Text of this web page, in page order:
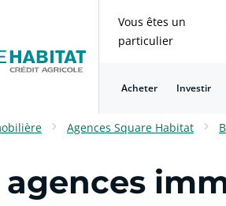
Vous êtes un
particulier
Acheter Investir
Agences Square Habitat
agences